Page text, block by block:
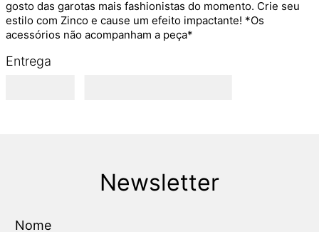
gosto das garotas mais fashionistas do momento. Crie seu
estilo com Zinco e cause um efeito impactante! *Os
acessórios não acompanham a peça*
Entrega
Newsletter